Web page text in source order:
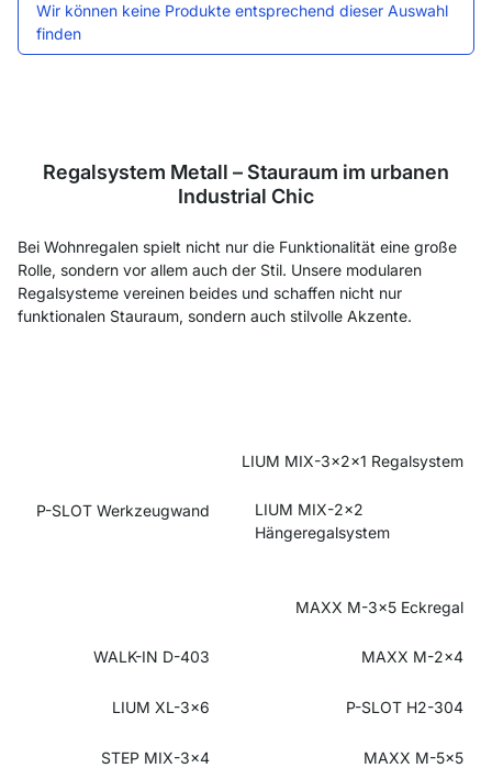
Wir können keine Produkte entsprechend dieser Auswahl
finden
Regalsystem Metall – Stauraum im urbanen
Industrial Chic
Bei Wohnregalen spielt nicht nur die Funktionalität eine große
Rolle, sondern vor allem auch der Stil. Unsere modularen
Regalsysteme vereinen beides und schaffen nicht nur
funktionalen Stauraum, sondern auch stilvolle Akzente.
LIUM MIX-3x2x1 Regalsystem
P-SLOT Werkzeugwand
LIUM MIX-2x2
Hängeregalsystem
MAXX M-3x5 Eckregal
WALK-IN D-403 MAXX M-2x4
LIUM XL-3x6 P-SLOT H2-304
STEP MIX-3x4 MAXX M-5x5